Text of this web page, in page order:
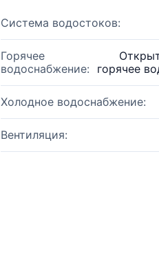
Система водостоков:
Горячее
водоснабжение:
горячее
Холодное водоснабжение:
Вентиляция: